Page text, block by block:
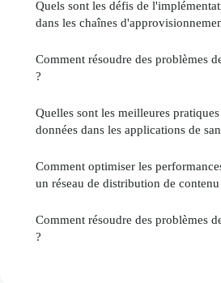
Quels sont les défis de
dans les chaînes
Comment résoudre des problèmes
?
Quelles sont les meilleures
données dans les applications de
Comment optimiser les
un réseau de distribution de
Comment résoudre des problèmes
?